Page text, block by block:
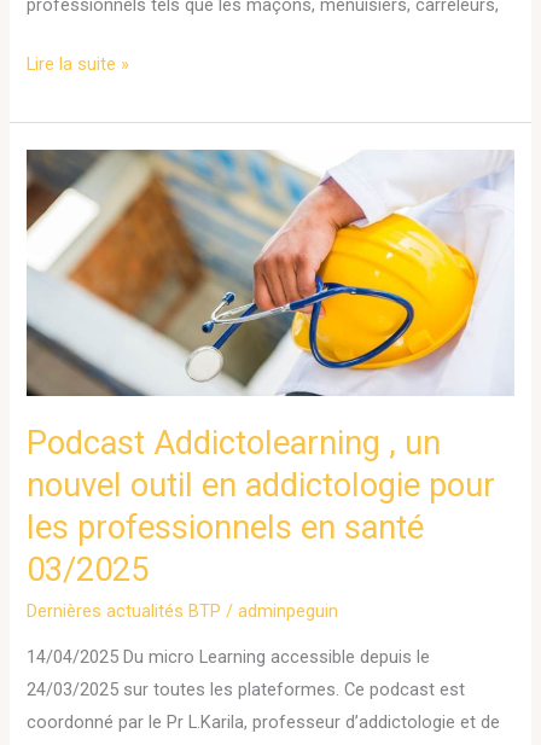
professionnels tels que les maçons, menuisiers, carreleurs,
Lire la suite »
Podcast Addictolearning , un
nouvel outil en addictologie pour
les professionnels en santé
03/2025
Dernières actualités BTP /adminpeguin
14/04/2025 Du micro Learning accessible depuis le
24/03/2025 sur toutes les plateformes. Ce podcast est
coordonné par le Pr L.Karila, professeur d’addictologie et de
Podcast
Addictolearning
,
un
nouvel
outil
addictologie
les
professionnels
en
santé
03/2025